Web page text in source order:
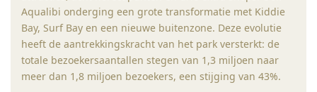
Aqualibi onderging een grote transformatie met Kiddie
Bay, Surf Bay en een nieuwe buitenzone. Deze evolutie
heeft de aantrekkingskracht van het park versterkt: de
totale bezoekersaantallen stegen van 1,3 miljoen naar
meer dan 1,8 miljoen bezoekers, een stijging van 43%.